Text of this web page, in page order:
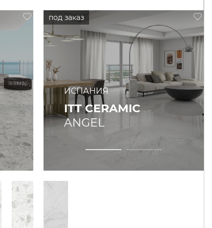
ИСПАНИЯ
ITT CERAMIC
ANGEL